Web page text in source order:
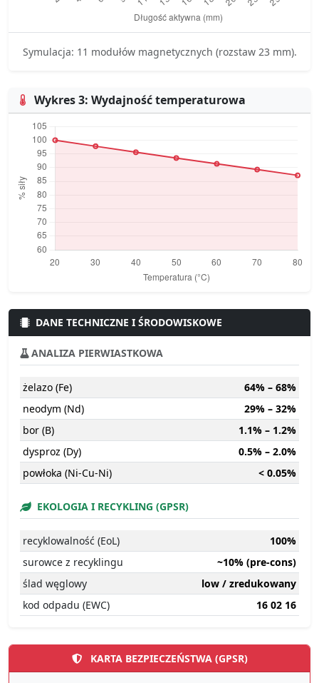
Symulacja: 11 modułów magnetycznych (rozstaw 23 mm).
Wykres 3: Wydajność temperaturowa
DANE TECHNICZNE I ŚRODOWISKOWE
ANALIZA PIERWIASTKOWA
żelazo (Fe)
64% – 68%
neodym (Nd)
29% – 32%
bor (B)
1.1% – 1.2%
dysproz (Dy)
0.5% – 2.0%
powłoka (Ni-Cu-Ni)
< 0.05%
EKOLOGIA I RECYKLING (GPSR)
recyklowalność (EoL)
100%
surowce z recyklingu
~10% (pre-cons)
ślad węglowy
low / zredukowany
kod odpadu (EWC)
16 02 16
KARTA BEZPIECZEŃSTWA (GPSR)